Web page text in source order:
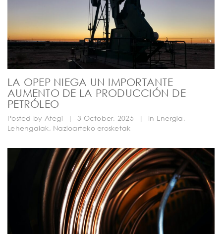
LA OPEP NIEGA UN IMPORTANTE
AUMENTO DE LA PRODUCCIÓN DE
PETRÓLEO
Posted by Ategi | 3 October, 2025 | In Energia ,
Lehengaiak, Nazioarteko erosketak